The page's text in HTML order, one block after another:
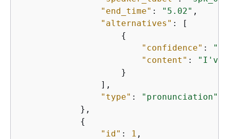
"end_time" : "5.02" ,
"alternatives" : [
{
"confidence" :
"content" :
"I've"
                    }
                ],
"type" :
"pronunciation"
            },
{
"id" : 1 ,